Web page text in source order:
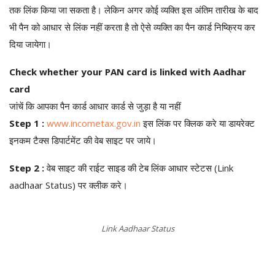
तक लिंक किया जा सकता है। लेकिन अगर कोई व्यक्ति इस अंतिम तारीख के बाद
भी पैन को आधार से लिंक नहीं करता है तो ऐसे व्यक्ति का पैन कार्ड निष्क्रिय कर
दिया जायेगा।
Check whether your PAN card is linked with Aadhar
card
जांचें कि आपका पैन कार्ड आधार कार्ड से जुड़ा है या नहीं
Step 1 : www.incometax.gov.in इस लिंक पर क्लिक करे या डायरेक्ट
इनकम टैक्स डिपार्टमेंट की वेब साइट पर जाये।
Step 2 :वेब साइट की राईट साइड की टेब लिंक आधार स्टेटस (Link
aadhaar Status) पर क्लीक करे।
Link Aadhaar Status